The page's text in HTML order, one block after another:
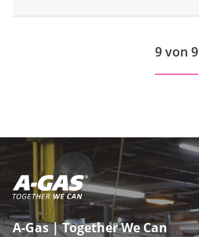
9 von 9
A-Gas | Together We Can